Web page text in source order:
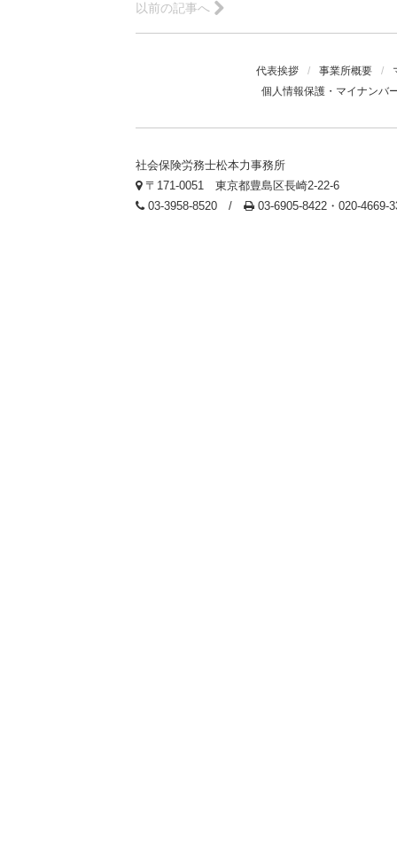
以前の記事へ
代表挨拶 / 事業所概要 /
個人情報保護・マイナンバ
社会保険労務士松本力事務所
〒171-0051 東京都豊島区長崎2-22-6
03-3958-8520 /
03-6905-8422・020-4669-